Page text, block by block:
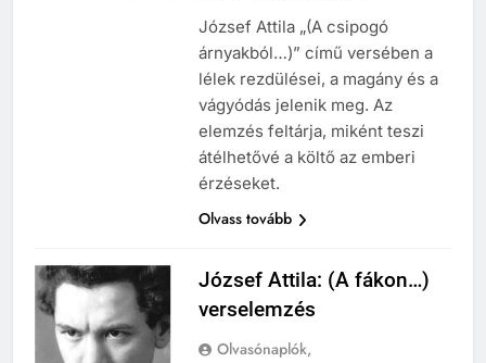
József Attila „(A csipogó
árnyakból…)” című versében a
lélek rezdülései, a magány és a
vágyódás jelenik meg. Az
elemzés feltárja, miként teszi
átélhetővé a költő az emberi
érzéseket.
Olvass tovább
József Attila: (A fákon…)
verselemzés
Olvasónaplók,